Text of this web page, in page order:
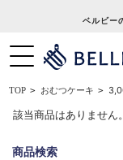
ベルビー
TOP > おむつケーキ >
該当商品はありません。
商品検索